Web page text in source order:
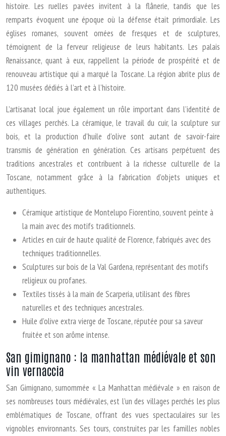
histoire. Les ruelles pavées invitent à la flânerie, tandis que les
remparts évoquent une époque où la défense était primordiale. Les
églises romanes, souvent ornées de fresques et de sculptures,
témoignent de la ferveur religieuse de leurs habitants. Les palais
Renaissance, quant à eux, rappellent la période de prospérité et de
renouveau artistique qui a marqué la Toscane. La région abrite plus de
120 musées dédiés à l’art et à l’histoire.
L’artisanat local joue également un rôle important dans l’identité de
ces villages perchés. La céramique, le travail du cuir, la sculpture sur
bois, et la production d’huile d’olive sont autant de savoir-faire
transmis de génération en génération. Ces artisans perpétuent des
traditions ancestrales et contribuent à la richesse culturelle de la
Toscane, notamment grâce à la fabrication d’objets uniques et
authentiques.
Céramique artistique de Montelupo Fiorentino, souvent peinte à
la main avec des motifs traditionnels.
Articles en cuir de haute qualité de Florence, fabriqués avec des
techniques traditionnelles.
Sculptures sur bois de la Val Gardena, représentant des motifs
religieux ou profanes.
Textiles tissés à la main de Scarperia, utilisant des fibres
naturelles et des techniques ancestrales.
Huile d’olive extra vierge de Toscane, réputée pour sa saveur
fruitée et son arôme intense.
San gimignano : la manhattan médiévale et son
vin vernaccia
San Gimignano, surnommée « La Manhattan médiévale » en raison de
ses nombreuses tours médiévales, est l’un des villages perchés les plus
emblématiques de Toscane, offrant des vues spectaculaires sur les
vignobles environnants. Ses tours, construites par les familles nobles